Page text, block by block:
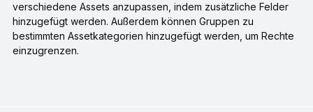
verschiedene Assets anzupassen, indem zusätzliche Felder
hinzugefügt werden. Außerdem können Gruppen zu
bestimmten Assetkategorien hinzugefügt werden, um Rechte
einzugrenzen.